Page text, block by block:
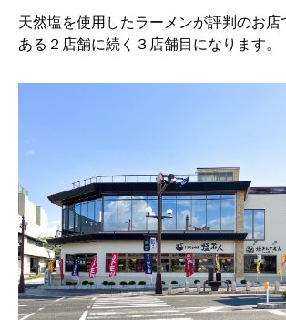
天然塩を使用したラーメンが評判のお店
ある２店舗に続く３店舗目になります。